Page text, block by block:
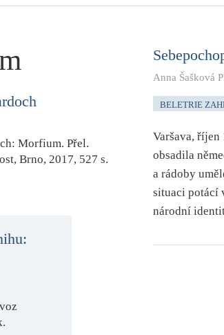
: Morfium. Přel.
Brno, 2017, 527 s.
Anna Šašková
BELETRIE
Varšava,
obsadila
a rádoby
situaci potácí
národní